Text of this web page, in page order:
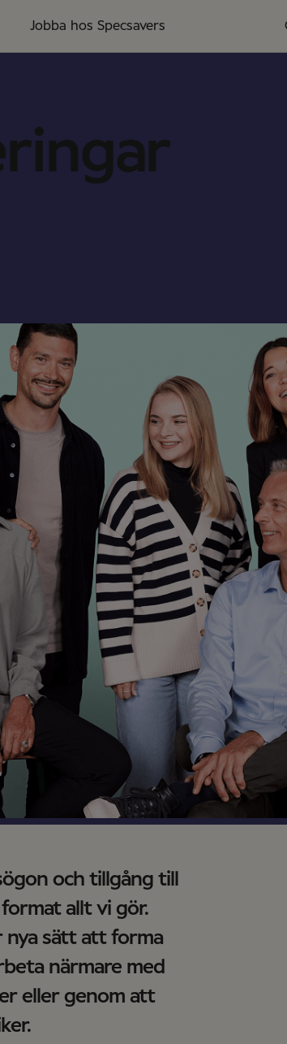
Jobba hos Specsavers
och tillgång till
allt vi gör.
sätt att forma
närmare med
eller genom att